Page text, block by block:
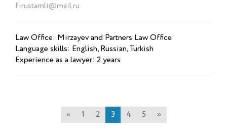
f-rustamli@mail.ru
Law Office: Mirzayev and Partners Law Office
Language skills: English, Russian, Turkish
Experience as a lawyer: 2 years
« 1 2 3 4 5 »